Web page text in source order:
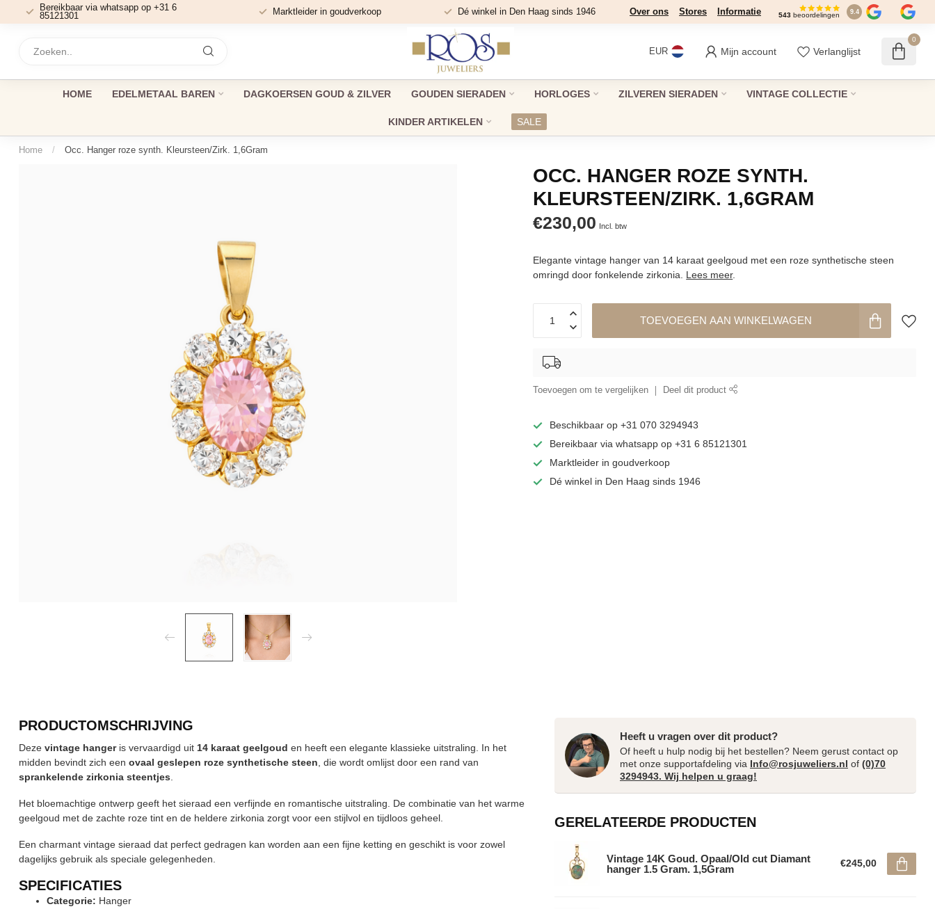
Bereikbaar via whatsapp op +31 6
85121301
Marktleider in goudverkoop Dé winkel in Den Haag sinds 1946 Over ons Stores Informatie 543 beoordelingen 9.4
EUR Mijn account Verlanglijst
0
HOME EDELMETAAL BAREN DAGKOERSEN GOUD & ZILVER GOUDEN SIERADEN HORLOGES ZILVEREN SIERADEN VINTAGE COLLECTIE
KINDER ARTIKELEN SALE
Home / Occ. Hanger roze synth. Kleursteen/Zirk. 1,6Gram
OCC. HANGER ROZE SYNTH.
KLEURSTEEN/ZIRK. 1,6GRAM
€230,00 Incl. btw
Elegante vintage hanger van 14 karaat geelgoud met een roze synthetische steen
omringd door fonkelende zirkonia. Lees meer.
TOEVOEGEN AAN WINKELWAGEN
Toevoegen om te vergelijken Deel dit product
Beschikbaar op +31 070 3294943
Bereikbaar via whatsapp op +31 6 85121301
Marktleider in goudverkoop
Dé winkel in Den Haag sinds 1946
PRODUCTOMSCHRIJVING
Deze vintage hangeris vervaardigd uit 14 karaat geelgoud en heeft een elegante klassieke uitstraling. In het
midden bevindt zich een ovaal geslepen roze synthetische steen , die wordt omlijst door een rand van
sprankelende zirkonia steentjes
Het bloemachtige ontwerp geeft het sieraad een verfijnde en romantische uitstraling. De combinatie van het warme
geelgoud met de zachte roze tint en de heldere zirkonia zorgt voor een stijlvol en tijdloos geheel.
Een charmant vintage sieraad dat perfect gedragen kan worden aan een fijne ketting en geschikt is voor zowel
dagelijks gebruik als speciale gelegenheden.
SPECIFICATIES
Categorie: Hanger
Heeft u vragen over dit product?
Of heeft u hulp nodig bij het bestellen? Neem gerust contact op
met onze supportafdeling via Info@rosjuweliers.nl of (0)70
3294943. Wij helpen u graag!
GERELATEERDE PRODUCTEN
Vintage 14K Goud. Opaal/Old cut Diamant
hanger 1.5 Gram. 1,5Gram
€245,00